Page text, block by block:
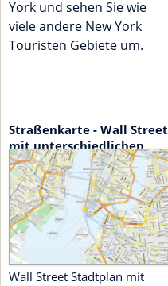
York und sehen Sie wie
viele andere New York
Touristen Gebiete um.
Straßenkarte - Wall Street
mit unterschiedlichen
Detailstufen
Wall Street Stadtplan mit